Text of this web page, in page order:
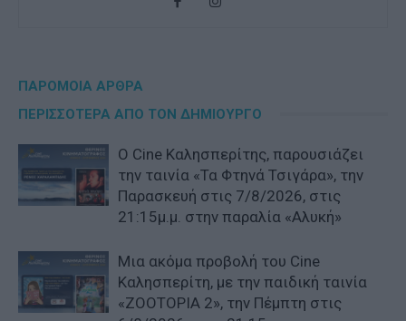
ΠΑΡΟΜΟΙΑ ΑΡΘΡΑ
ΠΕΡΙΣΣΟΤΕΡΑ ΑΠΟ ΤΟΝ ΔΗΜΙΟΥΡΓΟ
Ο Cine Καλησπερίτης, παρουσιάζει
την ταινία «Τα Φτηνά Τσιγάρα», την
Παρασκευή στις 7/8/2026, στις
21:15μ.μ. στην παραλία «Αλυκή»
Μια ακόμα προβολή του Cine
Καλησπερίτη, με την παιδική ταινία
«ZOOTOPIA 2», την Πέμπτη στις